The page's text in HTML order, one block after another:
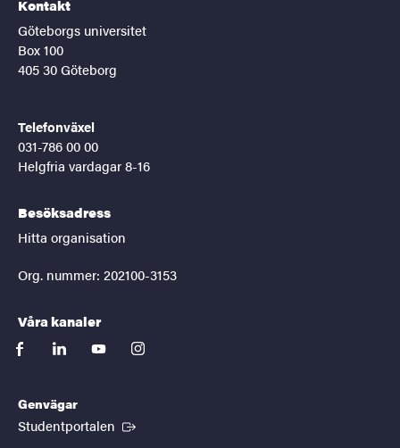
Kontakt
Göteborgs universitet
Box 100
405 30 Göteborg
Telefonväxel
031-786 00 00
Helgfria vardagar 8-16
Besöksadress
Hitta organisation
Org. nummer: 202100-3153
Våra kanaler
facebooklinkedinyoutubeinstagram
Genvägar
Studentportalen (Extern länk)